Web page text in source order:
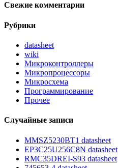
Свежие комментарии
Рубрики
datasheet
wiki
Микроконтроллеры
Микропроцессоры
Микросхема
Программирование
Прочее
Случайные записи
MMSZ5230BT1 datasheet
EP3C25U256C8N datasheet
RMC35DREI-S93 datasheet